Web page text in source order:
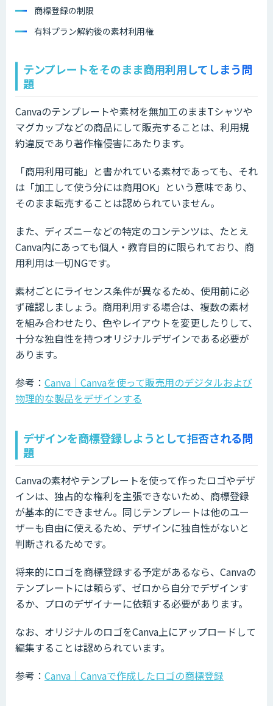
商標登録の制限
有料プラン解約後の素材利用権
テンプレートをそのまま商用利用してしまう問
題
Canvaのテンプレートや素材を無加工のままTシャツや
マグカップなどの商品にして販売することは、利用規
約違反であり著作権侵害にあたります。
「商用利用可能」と書かれている素材であっても、それ
は「加工して使う分には商用OK」という意味であり、
そのまま転売することは認められていません。
また、ディズニーなどの特定のコンテンツは、たとえ
Canva内にあっても個人・教育目的に限られており、商
用利用は一切NGです。
素材ごとにライセンス条件が異なるため、使用前に必
ず確認しましょう。商用利用する場合は、複数の素材
を組み合わせたり、色やレイアウトを変更したりして、
十分な独自性を持つオリジナルデザインである必要が
あります。
参考： Canva｜Canvaを使って販売用のデジタルおよび
物理的な製品をデザインする
デザインを商標登録しようとして拒否される問
題
Canvaの素材やテンプレートを使って作ったロゴやデザ
インは、独占的な権利を主張できないため、商標登録
が基本的にできません。同じテンプレートは他のユー
ザーも自由に使えるため、デザインに独自性がないと
判断されるためです。
将来的にロゴを商標登録する予定があるなら、Canvaの
テンプレートには頼らず、ゼロから自分でデザインす
るか、プロのデザイナーに依頼する必要があります。
なお、オリジナルのロゴをCanva上にアップロードして
編集することは認められています。
参考： Canva｜Canvaで作成したロゴの商標登録